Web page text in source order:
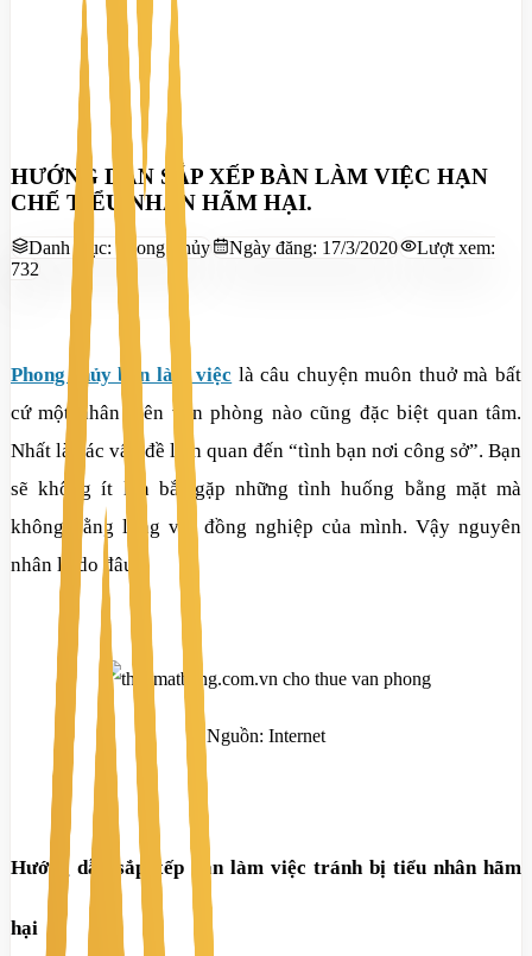
HƯỚNG DẪN SẮP XẾP BÀN LÀM VIỆC HẠN
CHẾ TIỂU NHÂN HÃM HẠI.
Danh mục: Phong Thủy Ngày đăng: 17/3/2020
Lượt xem:
732
Phong thủy bàn làm việc là câu chuyện muôn thuở mà bất
cứ một nhân viên văn phòng nào cũng đặc biệt quan tâm.
Nhất là các vấn đề liên quan đến “tình bạn nơi công sở”. Bạn
sẽ không ít lần bắt gặp những tình huống bằng mặt mà
không bằng lòng với đồng nghiệp của mình. Vậy nguyên
nhân là do đâu?
Nguồn: Internet
Hướng dẫn sắp xếp bàn làm việc tránh bị tiểu nhân hãm
hại